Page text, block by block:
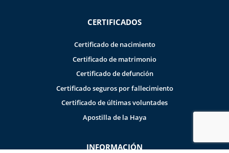
CERTIFICADOS
Certificado de nacimiento
Certificado de matrimonio
Certificado de defunción
Certificado seguros por fallecimiento
Certificado de últimas voluntades
Apostilla de la Haya
INFORMACIÓN